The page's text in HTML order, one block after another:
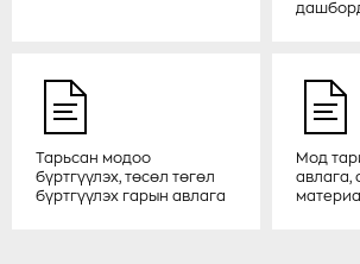
БИЧИГ
EARTH RANGER
Тарьсан модоо
бүртгүүлэх, төсөл төгөл
бүртгүүлэх гарын авлага
Мод
авлага,